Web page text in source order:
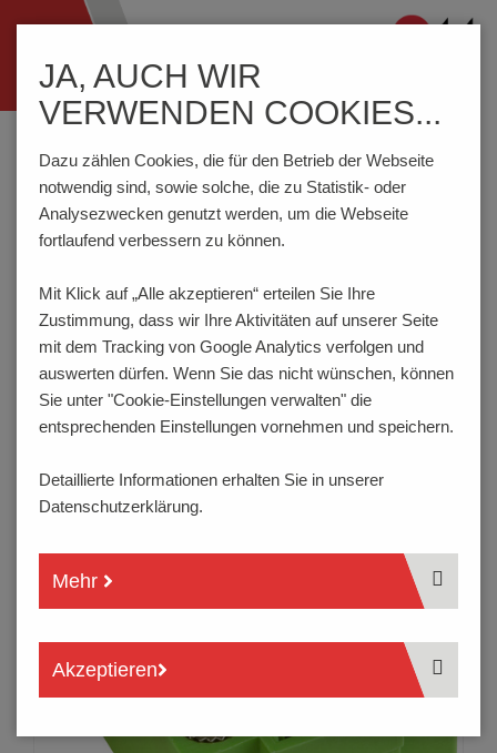
ein-/ausblenden
Home Komponenten
Anschlusstechnik
STLZ1570/..F-3.81-V-GRÜN
STLZ1570/..F-3.81-V-GRÜN
JA, AUCH WIR
VERWENDEN COOKIES...
Dazu zählen Cookies, die für den Betrieb der Webseite
notwendig sind, sowie solche, die zu Statistik- oder
Analysezwecken genutzt werden, um die Webseite
fortlaufend verbessern zu können.
Mit Klick auf „Alle akzeptieren“ erteilen Sie Ihre
Zustimmung, dass wir Ihre Aktivitäten auf unserer Seite
mit dem Tracking von Google Analytics verfolgen und
auswerten dürfen. Wenn Sie das nicht wünschen, können
Sie unter "Cookie-Einstellungen verwalten" die
entsprechenden Einstellungen vornehmen und speichern.
Detaillierte Informationen erhalten Sie in unserer
Datenschutzerklärung.
Mehr
Akzeptieren